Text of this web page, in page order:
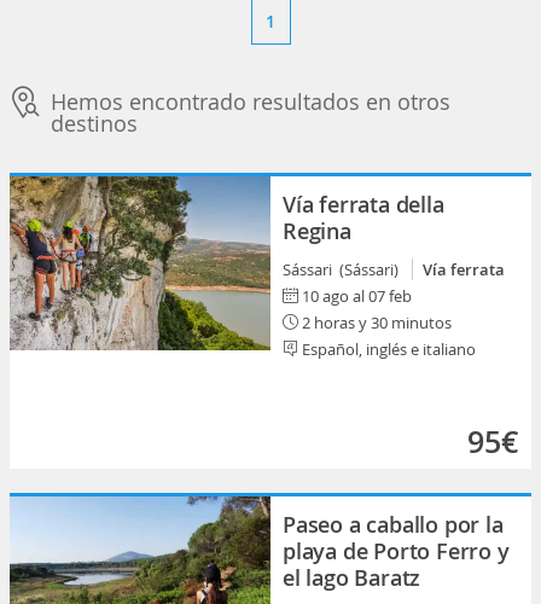
1
Hemos encontrado resultados en otros
destinos
Vía ferrata della
Regina
Sássari (Sássari)
Vía ferrata
10 ago al 07 feb
2 horas y 30 minutos
Español, inglés e italiano
95€
Paseo a caballo por la
playa de Porto Ferro y
el lago Baratz